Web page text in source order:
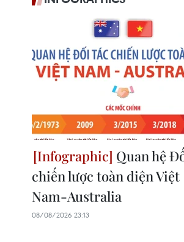
Quan hệ
chiến lược toàn diện Việt
Nam-Australia
08/08/2026 23:13